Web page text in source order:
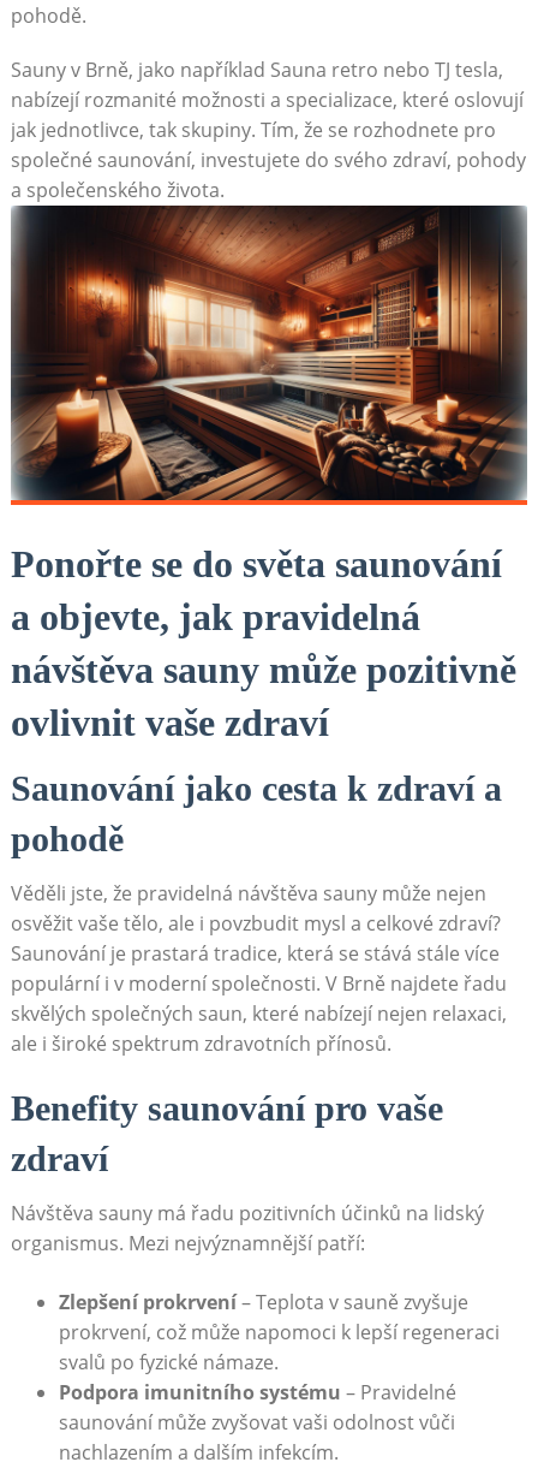
pohodě.
Sauny v Brně, jako například Sauna retro nebo TJ tesla,
nabízejí rozmanité možnosti a specializace, které oslovují
jak jednotlivce, tak skupiny. Tím, že se rozhodnete pro
společné saunování, investujete do svého zdraví, pohody
a společenského života.
Ponořte se do světa saunování
a objevte, jak pravidelná
návštěva sauny může pozitivně
ovlivnit vaše zdraví
Saunování jako cesta k zdraví a
pohodě
Věděli jste, že pravidelná návštěva sauny může nejen
osvěžit vaše tělo, ale i povzbudit mysl a celkové zdraví?
Saunování je prastará tradice, která se stává stále více
populární i v moderní společnosti. V Brně najdete řadu
skvělých společných saun, které nabízejí nejen relaxaci,
ale i široké spektrum zdravotních přínosů.
Benefity saunování pro vaše
zdraví
Návštěva sauny má řadu pozitivních účinků na lidský
organismus. Mezi nejvýznamnější patří:
Zlepšení prokrvení– Teplota v sauně zvyšuje
prokrvení, což může napomoci k lepší regeneraci
svalů po fyzické námaze.
Podpora imunitního systému – Pravidelné
saunování může zvyšovat vaši odolnost vůči
nachlazením a dalším infekcím.